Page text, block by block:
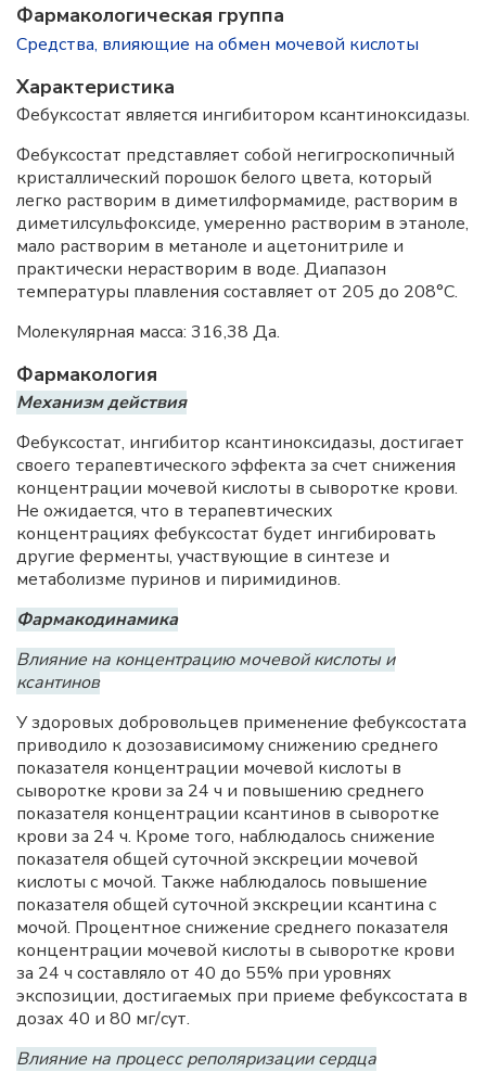
Фармакологическая группа
Средства, влияющие на обмен мочевой кислоты
Характеристика
Фебуксостат является ингибитором ксантиноксидазы.
Фебуксостат представляет собой негигроскопичный
кристаллический порошок белого цвета, который
легко растворим в диметилформамиде, растворим в
диметилсульфоксиде, умеренно растворим в этаноле,
мало растворим в метаноле и ацетонитриле и
практически нерастворим в воде. Диапазон
температуры плавления составляет от 205 до 208°C.
Молекулярная масса: 316,38 Да.
Фармакология
Механизм действия
Фебуксостат, ингибитор ксантиноксидазы, достигает
своего терапевтического эффекта за счет снижения
концентрации мочевой кислоты в сыворотке крови.
Не ожидается, что в терапевтических
концентрациях фебуксостат будет ингибировать
другие ферменты, участвующие в синтезе и
метаболизме пуринов и пиримидинов.
Фармакодинамика
Влияние на концентрацию мочевой кислоты и
ксантинов
У здоровых добровольцев применение фебуксостата
приводило к дозозависимому снижению среднего
показателя концентрации мочевой кислоты в
сыворотке крови за 24 ч и повышению среднего
показателя концентрации ксантинов в сыворотке
крови за 24 ч. Кроме того, наблюдалось снижение
показателя общей суточной экскреции мочевой
кислоты с мочой. Также наблюдалось повышение
показателя общей суточной экскреции ксантина с
мочой. Процентное снижение среднего показателя
концентрации мочевой кислоты в сыворотке крови
за 24 ч составляло от 40 до 55% при уровнях
экспозиции, достигаемых при приеме фебуксостата в
дозах 40 и 80 мг/сут.
Влияние на процесс реполяризации сердца